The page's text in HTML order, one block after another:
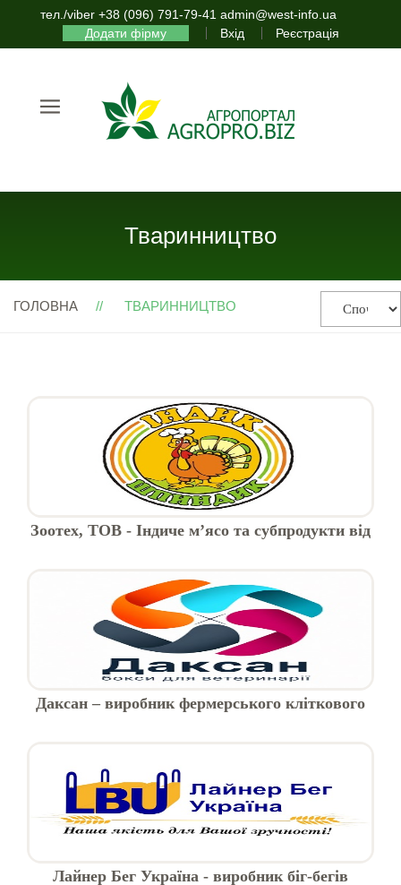
тел./viber +38 (096) 791-79-41 admin@west-info.ua
Додати фірму
Вхід Реєстрація
Тваринництво
ГОЛОВНА ТВАРИННИЦТВО
Зоотех, ТОВ - Індиче м’ясо та субпродукти від
Даксан – виробник фермерського кліткового
Лайнер Бег Україна - виробник біг-бегів